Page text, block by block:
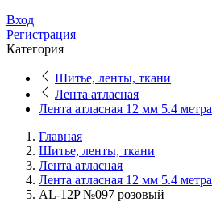
Вход
Регистрация
Категория
Шитье, ленты, ткани
Лента атласная
Лента атласная 12 мм 5.4 метра
Главная
Шитье, ленты, ткани
Лента атласная
Лента атласная 12 мм 5.4 метра
AL-12P №097 розовый